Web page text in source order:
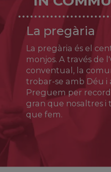
Ja foren cantats a
per Aureli Prudenci:
per Alcalà el tenir a la
Just amb la de
s’estengué aviat a
La pregària
La pregària és el
monjos. A través de
conventual, la
trobar-se amb Déu i
Preguem per
gran que nosaltres i
que fem.